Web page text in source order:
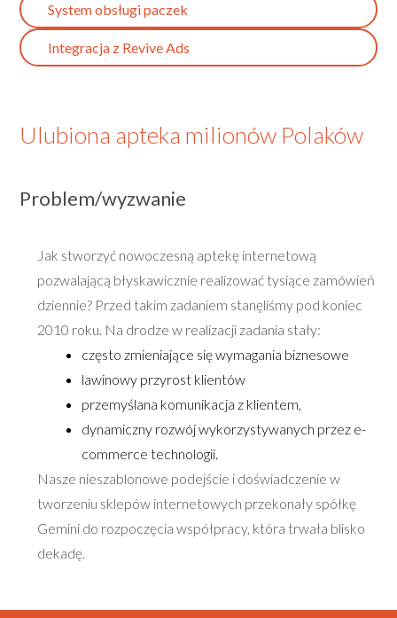
System obsługi paczek
Integracja z Revive Ads
Ulubiona apteka milionów Polaków
Problem/wyzwanie
Jak stworzyć nowoczesną aptekę internetową
pozwalającą błyskawicznie realizować tysiące zamówień
dziennie? Przed takim zadaniem stanęliśmy pod koniec
2010 roku. Na drodze w realizacji zadania stały:
często zmieniające się wymagania biznesowe
lawinowy przyrost klientów
przemyślana komunikacja z klientem,
dynamiczny rozwój wykorzystywanych przez e-
commerce technologii.
Nasze nieszablonowe podejście i doświadczenie w
tworzeniu sklepów internetowych przekonały spółkę
Gemini do rozpoczęcia współpracy, która trwała blisko
dekadę.